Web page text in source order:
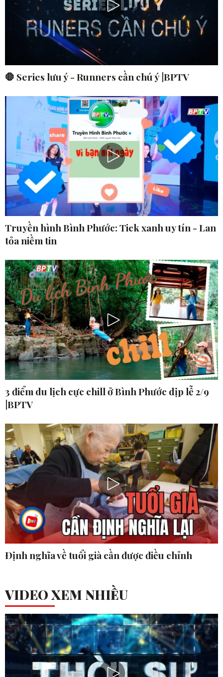
🛑 Series lưu ý - Runners cần chú ý |BPTV
Truyền hình Bình Phước: Tick xanh uy tín - Lan
tỏa niềm tin
3 điểm du lịch cực chill ở Bình Phước dịp lễ 2/9
|BPTV
Định nghĩa về tuổi già cần được điều chỉnh
VIDEO XEM NHIỀU